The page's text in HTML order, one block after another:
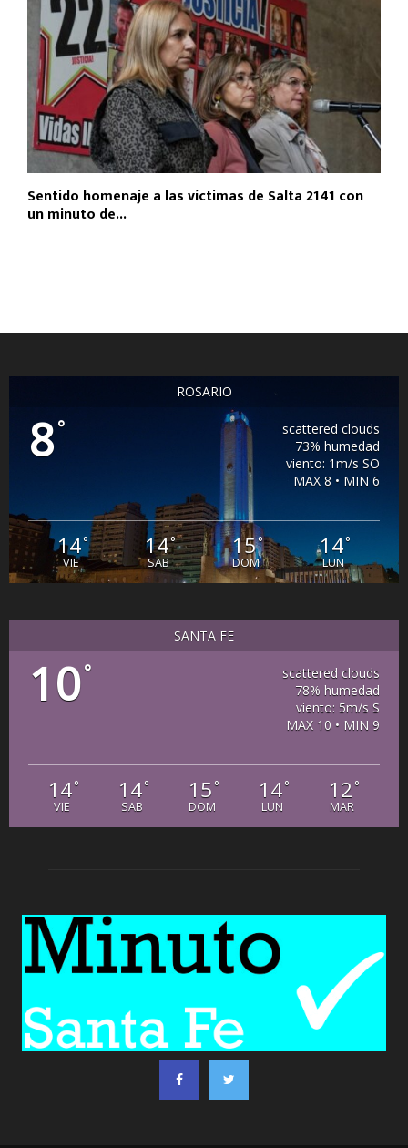
Sentido homenaje a las víctimas de Salta 2141 con
un minuto de...
ROSARIO
8°
scattered clouds
73% humedad
viento: 1m/s SO
MAX 8 • MIN 6
14°
VIE
14°
SAB
15°
DOM
14°
LUN
SANTA FE
10°
scattered clouds
78% humedad
viento: 5m/s S
MAX 10 • MIN 9
14°
VIE
14°
SAB
15 °
DOM
14°
LUN
12 °
MAR